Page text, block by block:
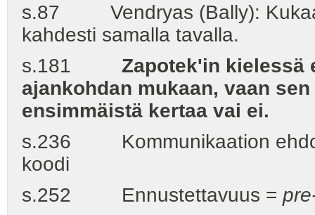
s.87 Vendryas (Bally):
kahdesti samalla tavalla.
s.181 Zapotek'in kielessä
ajankohdan mukaan, vaan
ensimmäistä kertaa vai ei.
s.236 Kommunikaation ehdot
koodi
s.252 Ennustettavuus =